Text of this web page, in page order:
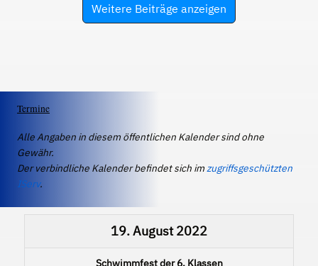
Weitere Beiträge anzeigen
Termine
Alle Angaben in diesem öffentlichen Kalender sind ohne
Gewähr.
Der verbindliche Kalender befindet sich imzugriffsgeschützten
IServ.
19. August 2022
Schwimmfest der 6. Klassen